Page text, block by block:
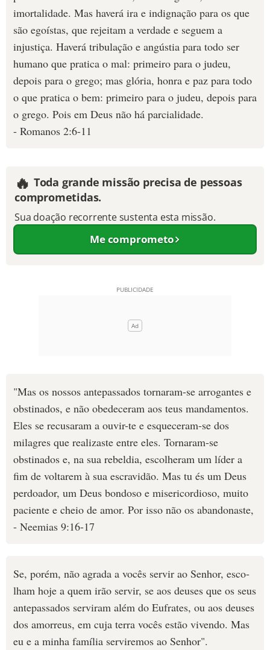
imortalidade. Mas haverá ira e indignação para os que
são egoístas, que rejeitam a verdade e seguem a
injustiça. Haverá tribulação e angústia para todo ser
humano que pratica o mal: primeiro para o judeu,
depois para o grego; mas glória, honra e paz para todo
o que pratica o bem: primeiro para o judeu, depois para
o grego. Pois em Deus não há parcialidade.
- Romanos 2:6-11
🔥 Toda grande missão precisa de pessoas
comprometidas.
Sua doação recorrente sustenta esta missão.
Me comprometo
"Mas os nossos antepassados tornaram-se arrogantes e
obstinados, e não obedeceram aos teus mandamentos.
Eles se recusaram a ouvir-te e esqueceram-se dos
milagres que realizaste entre eles. Tornaram-se
obstinados e, na sua rebeldia, escolheram um líder a
fim de voltarem à sua escravidão. Mas tu és um Deus
perdoador, um Deus bondoso e misericordioso, muito
paciente e cheio de amor. Por isso não os abandonaste,
- Neemias 9:16-17
Se, porém, não agrada a vocês servir ao Senhor, esco­
lham hoje a quem irão servir, se aos deuses que os seus
antepassados serviram além do Eufrates, ou aos deuses
dos amorreus, em cuja terra vocês estão vivendo. Mas
eu e a minha família servi­remos ao Senhor".